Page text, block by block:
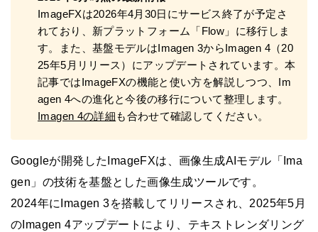
ImageFXは2026年4月30日にサービス終了が予定さ
れており、新プラットフォーム「Flow」に移行しま
す。また、基盤モデルはImagen 3からImagen 4（20
25年5月リリース）にアップデートされています。本
記事ではImageFXの機能と使い方を解説しつつ、Im
agen 4への進化と今後の移行について整理します。
Imagen 4の詳細も合わせて確認してください。
Googleが開発したImageFXは、画像生成AIモデル「Ima
gen」の技術を基盤とした画像生成ツールです。
2024年にImagen 3を搭載してリリースされ、2025年5月
のImagen 4アップデートにより、テキストレンダリング